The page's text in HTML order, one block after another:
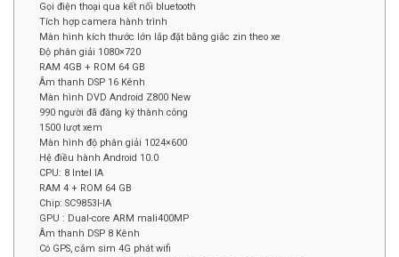
Gọi điện thoại qua kết nối bluetooth
Tích hợp camera hành trình
Màn hình kích thước lớn lắp đặt bằng giắc zin theo xe
Độ phân giải 1080×720
RAM 4GB + ROM 64 GB
Âm thanh DSP 16 Kênh
Màn hình DVD Android Z800 New
990 người đã đăng ký thành công
1500 lượt xem
Màn hình độ phân giải 1024×600
Hệ điều hành Android 10.0
CPU: 8 Intel IA
RAM 4 + ROM 64 GB
Chip: SC9853I-IA
GPU : Dual-core ARM mali400MP
Âm thanh DSP 8 Kênh
Có GPS, cắm sim 4G phát wifi